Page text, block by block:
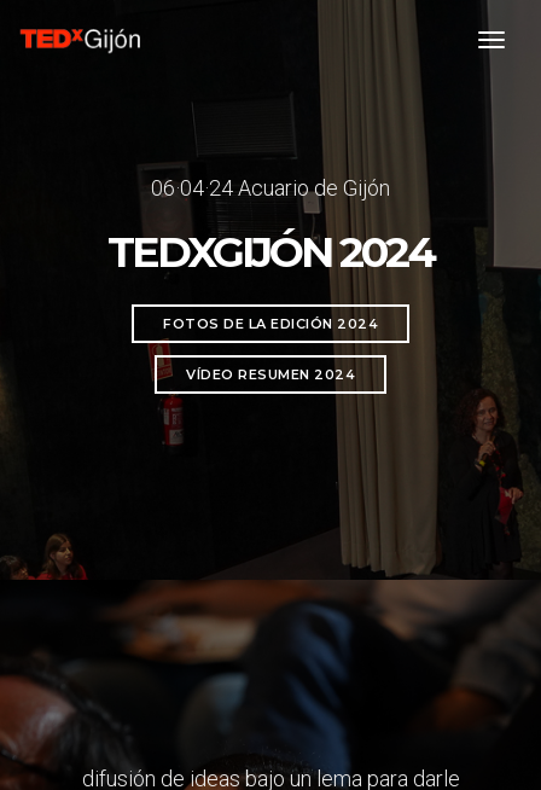
06·04·24 Acuario de Gijón
TEDXGIJÓN 2024
FOTOS DE LA EDICIÓN 2024
VÍDEO RESUMEN 2024
difusión de ideas bajo un lema para darle